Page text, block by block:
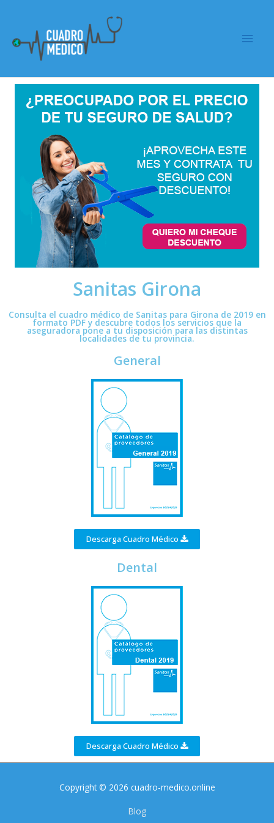
Sanitas Girona
Consulta el cuadro médico de Sanitas para Girona de 2019 en
formato PDF y descubre todos los servicios que la
aseguradora pone a tu disposición para las distintas
localidades de tu provincia.
General
Descarga Cuadro Médico
Dental
Descarga Cuadro Médico
Copyright © 2026 cuadro-medico.online
Blog